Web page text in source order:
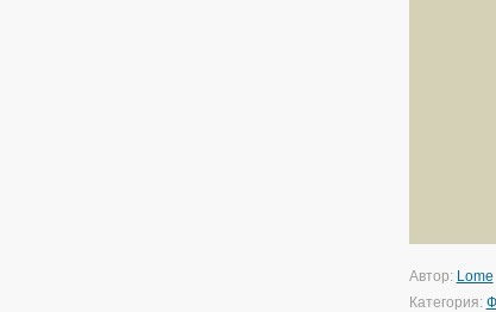
Автор: Lome
Категория: